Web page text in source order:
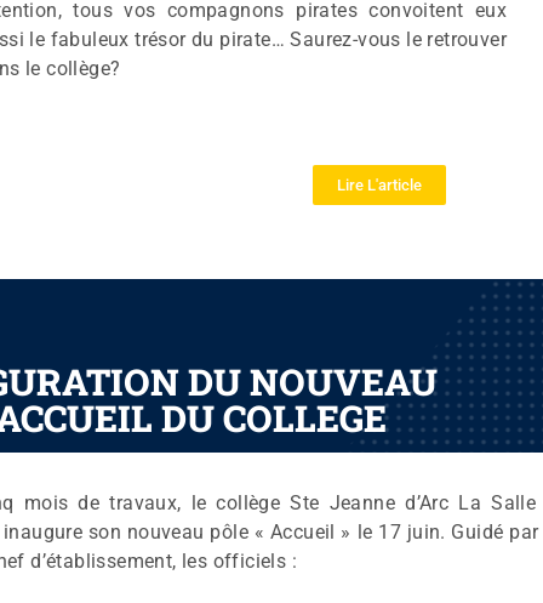
tous vos compagnons pirates convoitent eux
le fabuleux trésor du pirate… Saurez-vous le retrouver
le collège?
Lire L'article
DU NOUVEAU
DU COLLEGE
mois de travaux, le collège Ste Jeanne d’Arc La Salle
inaugure son nouveau pôle « Accueil » le 17 juin. Guidé
d’établissement, les officiels :